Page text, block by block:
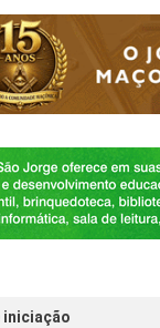
iniciação